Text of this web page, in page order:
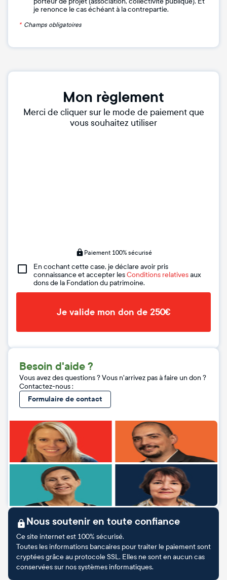
je renonce le cas échéant à la contrepartie.
* Champs obligatoires
Mon règlement
Merci de cliquer sur le mode de paiement que
vous souhaitez utiliser
Paiement 100% sécurisé
En cochant cette case, je déclare avoir pris
connaissance et accepter lesConditions relativesaux
dons de la Fondation du patrimoine.
Je valide mon don de 250€
Besoin d'aide ?
Vous avez des questions ? Vous n'arrivez pas à faire un don ?
Contactez-nous :
Formulaire de contact
Nous soutenir en toute confiance
Ce site internet est 100% sécurisé.
Toutes les informations bancaires pour traiter le paiement sont
cryptées grâce au protocole SSL. Elles ne sont en aucun cas
conservées sur nos systèmes informatiques.